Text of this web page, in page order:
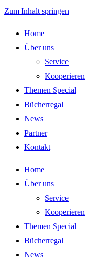
Zum Inhalt springen
Home
Über uns
Service
Kooperieren
Themen Special
Bücherregal
News
Partner
Kontakt
Home
Über uns
Service
Kooperieren
Themen Special
Bücherregal
News